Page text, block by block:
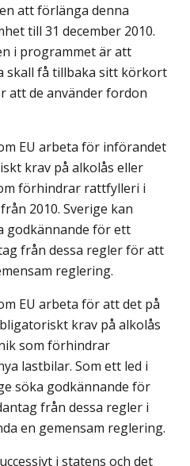
att förlänga denna
till 31 december 2010.
i programmet är att
skall få tillbaka sitt körkort
att de använder fordon
EU arbeta för införandet
krav på alkolås eller
förhindrar rattfylleri i
2010. Sverige kan
godkännande för ett
från dessa regler för att
reglering.
EU arbeta för att det på
krav på alkolås
som förhindrar
lastbilar. Som ett led i
söka godkännande för
från dessa regler i
en gemensam reglering.
i statens och det